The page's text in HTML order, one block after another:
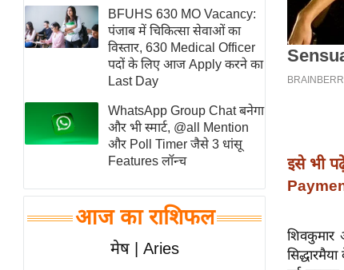
विश्लेषण
समसामयिक
मातृभूमि
स्तंभ
एम.
आर.
चाय पर
समीक्षा
BFUHS 630 MO Vacancy:
पंजाब में चिकित्सा सेवाओं का
विस्तार, 630 Medical Officer
पदों के लिए आज Apply करने का
Last Day
WhatsApp Group Chat बनेगा
और भी स्मार्ट, @all Mention
और Poll Timer जैसे 3 धांसू
Features लॉन्च
आज का राशिफल
मेष | Aries
इसे भी
शिवकुमार